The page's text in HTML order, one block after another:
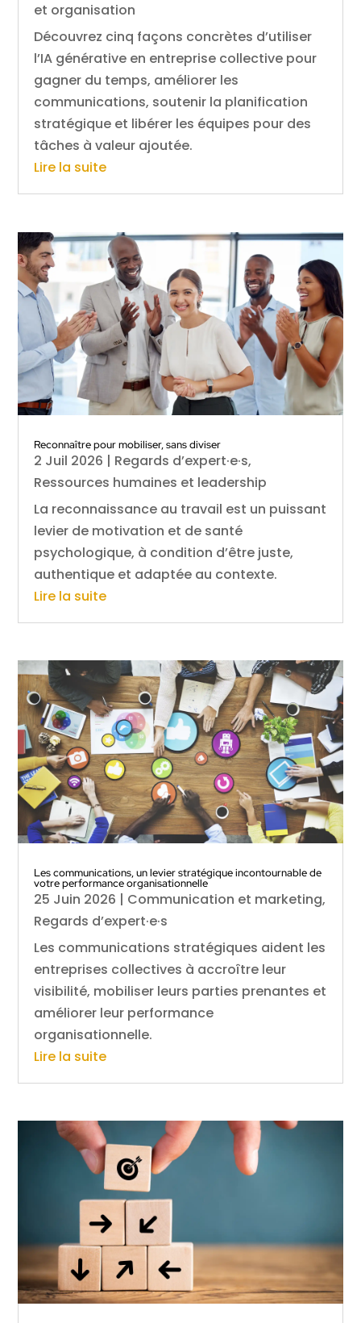
et organisation
Découvrez cinq façons concrètes d’utiliser
l’IA générative en entreprise collective pour
gagner du temps, améliorer les
communications, soutenir la planification
stratégique et libérer les équipes pour des
tâches à valeur ajoutée.
Lire la suite
Reconnaître pour mobiliser, sans diviser
2 Juil 2026 | Regards d’expert·e·s,
Ressources humaines et leadership
La reconnaissance au travail est un puissant
levier de motivation et de santé
psychologique, à condition d’être juste,
authentique et adaptée au contexte.
Lire la suite
Les communications, un levier stratégique incontournable de
votre performance organisationnelle
25 Juin 2026 | Communication et marketing,
Regards d’expert·e·s
Les communications stratégiques aident les
entreprises collectives à accroître leur
visibilité, mobiliser leurs parties prenantes et
améliorer leur performance
organisationnelle.
Lire la suite